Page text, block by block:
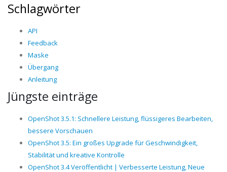
Schlagwörter
API
Feedback
Maske
Übergang
Anleitung
Jüngste einträge
OpenShot 3.5.1: Schnellere Leistung, flüssigeres Bearbeiten,
bessere Vorschauen
OpenShot 3.5: Ein großes Upgrade für Geschwindigkeit,
Stabilität und kreative Kontrolle
OpenShot 3.4 Veröffentlicht | Verbesserte Leistung, Neue